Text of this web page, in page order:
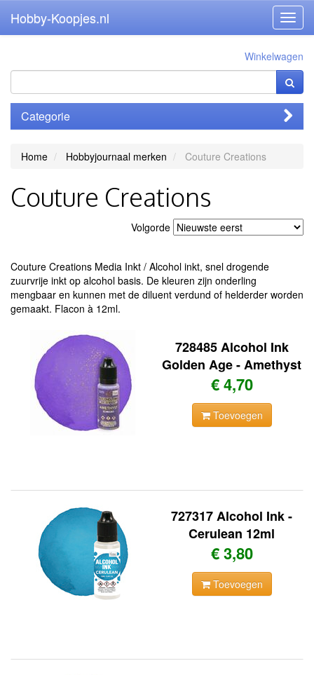
Hobby-Koopjes.nl
Winkelwagen
Categorie
Home Hobbyjournaal merken Couture Creations
Couture Creations
Volgorde
Couture Creations Media Inkt / Alcohol inkt, snel drogende
zuurvrije inkt op alcohol basis. De kleuren zijn onderling
mengbaar en kunnen met de diluent verdund of helderder worden
gemaakt. Flacon à 12ml.
728485 Alcohol Ink
Golden Age - Amethyst
€ 4,70
Toevoegen
727317 Alcohol Ink -
Cerulean 12ml
€ 3,80
Toevoegen